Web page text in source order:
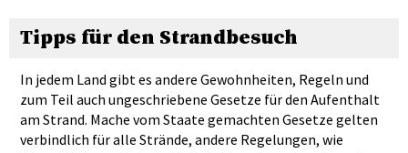
Tipps für den Strandbesuch
In jedem Land gibt es andere Gewohnheiten, Regeln und
zum Teil auch ungeschriebene Gesetze für den Aufenthalt
am Strand. Mache vom Staate gemachten Gesetze gelten
verbindlich für alle Strände, andere Regelungen, wie